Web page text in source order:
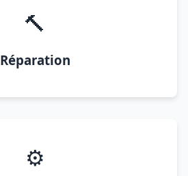
🔨
Réparation
⚙️